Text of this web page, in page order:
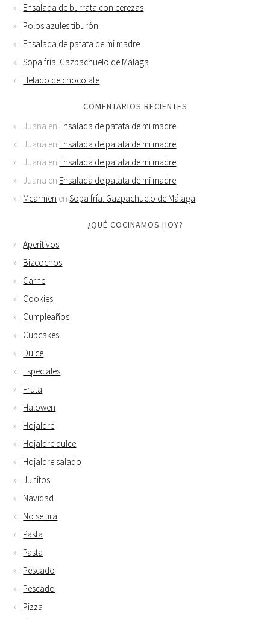
Ensalada de burrata con cerezas
Polos azules tiburón
Ensalada de patata de mi madre
Sopa fría. Gazpachuelo de Málaga
Helado de chocolate
COMENTARIOS RECIENTES
Juana en Ensalada de patata de mi madre
Juana en Ensalada de patata de mi madre
Juana en Ensalada de patata de mi madre
Juana en Ensalada de patata de mi madre
Mcarmen enSopa fría. Gazpachuelo de Málaga
¿QUÉ COCINAMOS HOY?
Aperitivos
Bizcochos
Carne
Cookies
Cumpleaños
Cupcakes
Dulce
Especiales
Fruta
Halowen
Hojaldre
Hojaldre dulce
Hojaldre salado
Junitos
Navidad
No se tira
Pasta
Pasta
Pescado
Pescado
Pizza